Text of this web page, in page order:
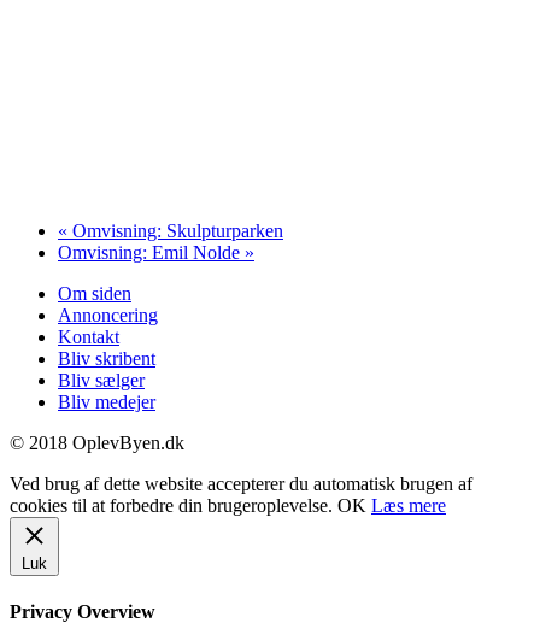
« Omvisning: Skulpturparken
Omvisning: Emil Nolde »
Om siden
Annoncering
Kontakt
Bliv skribent
Bliv sælger
Bliv medejer
© 2018 OplevByen.dk
Ved brug af dette website accepterer du automatisk brugen af
cookies til at forbedre din brugeroplevelse. OK Læs mere
Luk
Privacy Overview